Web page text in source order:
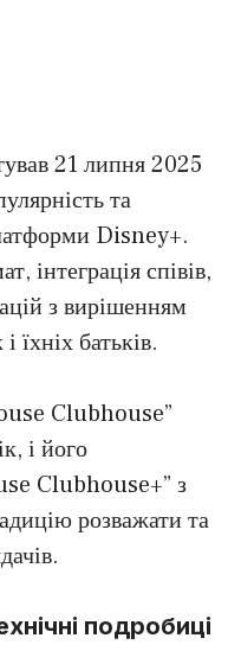
21 липня 2025
та
Disney+.
інтеграція співів,
з вирішенням
їхніх батьків.
Clubhouse”
і його
Clubhouse+” з
розважати та
подробиці